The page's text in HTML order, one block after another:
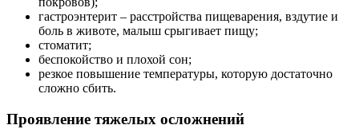
гастроэнтерит – расстройства пищеварения, вздутие и
боль в животе, малыш срыгивает пищу;
стоматит;
беспокойство и плохой сон;
резкое повышение температуры, которую достаточно
сложно сбить.
Проявление тяжелых осложнений